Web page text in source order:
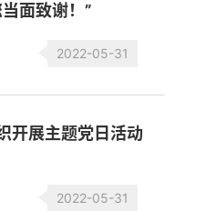
面致谢！”
2022-05-31
开展主题党日活动
2022-05-31